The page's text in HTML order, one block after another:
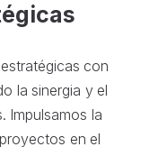
con
la sinergia y el
Impulsamos la
en el